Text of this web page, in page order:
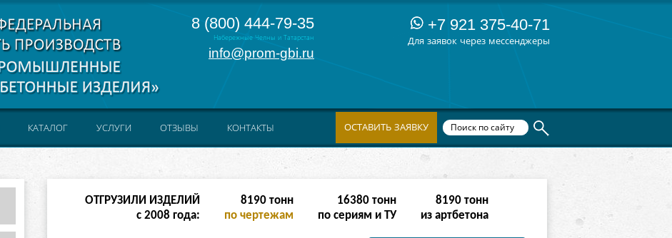
8 (800) 444-79-35
Набережные Челны и Татарстан
info@prom-gbi.ru
+7 921 375-40-71
Для заявок через мессенджеры
КАТАЛОГ УСЛУГИ ОТЗЫВЫ КОНТАКТЫ ОСТАВИТЬ ЗАЯВКУ
ОТГРУЗИЛИ ИЗДЕЛИЙ
с 2008 года:
65534тонн
по чертежам
131068тонн
по сериям и ТУ
65534тонн
из артбетона